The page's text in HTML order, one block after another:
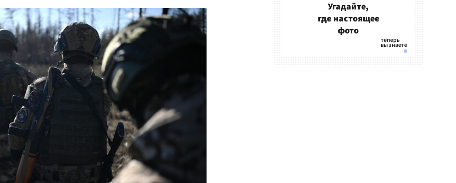
Угадайте,
где настоящее
фото